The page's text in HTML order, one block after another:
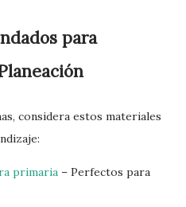
para
considera estos materiales
primaria – Perfectos para